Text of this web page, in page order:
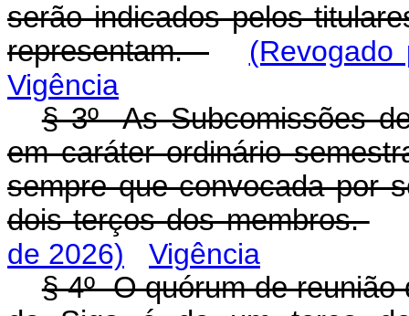
serão indicados pelos
representam.
Vigência
§ 3º As Subcomissões
em caráter ordinário
sempre que convocada por
dois terços dos membros.
de 2026)
Vigência
§ 4º O quórum de reunião